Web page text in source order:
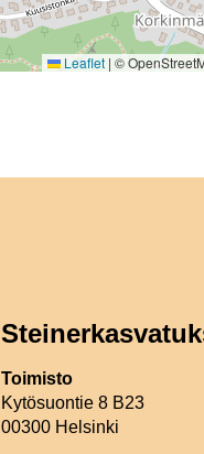
Leaflet | ©
Toimisto
Kytösuontie 8 B23
00300 Helsinki